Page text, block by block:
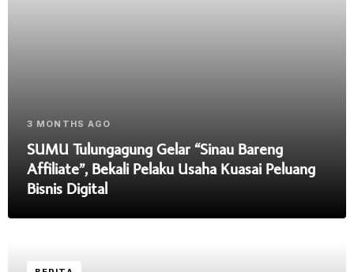
3 MONTHS AGO
SUMU Tulungagung Gelar “Sinau Bareng
Affiliate”, Bekali Pelaku Usaha Kuasai Peluang
Bisnis Digital